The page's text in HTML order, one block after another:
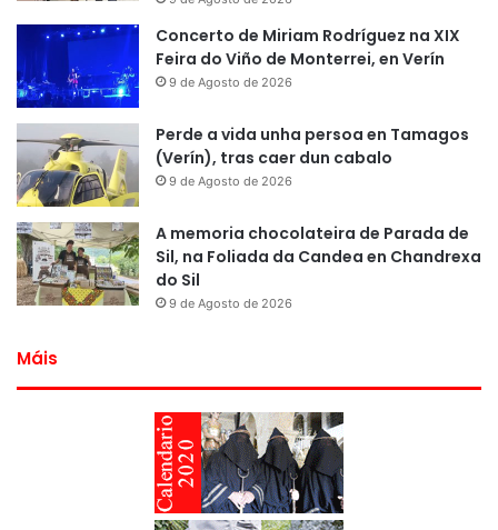
Concerto de Miriam Rodríguez na XIX
Feira do Viño de Monterrei, en Verín
9 de Agosto de 2026
Perde a vida unha persoa en Tamagos
(Verín), tras caer dun cabalo
9 de Agosto de 2026
A memoria chocolateira de Parada de
Sil, na Foliada da Candea en Chandrexa
do Sil
9 de Agosto de 2026
Máis